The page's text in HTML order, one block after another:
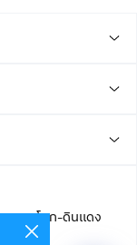
ถนนอโศก-ดินแดง